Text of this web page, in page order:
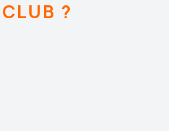
CLUB ?